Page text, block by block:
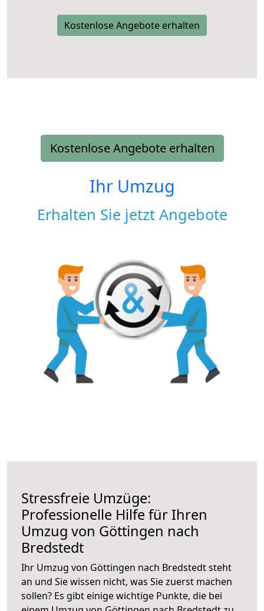
Kostenlose Angebote erhalten
Kostenlose Angebote erhalten
Ihr Umzug
Erhalten Sie jetzt Angebote
Stressfreie Umzüge:
Professionelle Hilfe für Ihren
Umzug von Göttingen nach
Bredstedt
Ihr Umzug von Göttingen nach Bredstedt steht
an und Sie wissen nicht, was Sie zuerst machen
sollen? Es gibt einige wichtige Punkte, die bei